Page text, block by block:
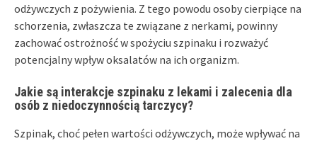
odżywczych z pożywienia. Z tego powodu osoby cierpiące na
schorzenia, zwłaszcza te związane z nerkami, powinny
zachować ostrożność w spożyciu szpinaku i rozważyć
potencjalny wpływ oksalatów na ich organizm.
Jakie są interakcje szpinaku z lekami i zalecenia dla
osób z niedoczynnością tarczycy?
Szpinak, choć pełen wartości odżywczych, może wpływać na